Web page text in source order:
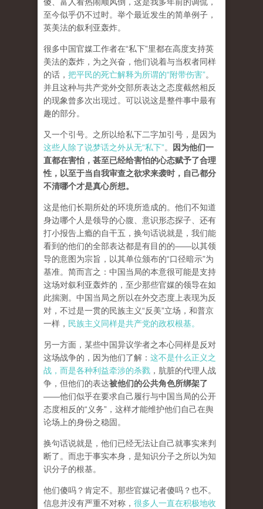
至今似乎仍不过时。举个最近发生的简单例子，
英美法的叙利亚轰炸。
很多中国官媒工作者在“私下”里都在高度支持英
美法的轰炸，为之兴奋，他们说着与当权者同样
的话， 把平民的死亡解释为所谓的“附带伤害”。
并且这种与共产党外交部所表达之态度截然相反
的现象曾多次出现过。可以说这是整件事中最有
趣的部分。
又一个引号。之所以给私下二字加引号，是因为
这些人除了说梦话之外从无“私下”。
因为他们一
直都在害怕，甚至已经给害怕的心态赋予了合理
性，以至于当自我审查之欲求来袭时，自己都分
不清哪个才是真心所想。
这是他们长期所处的环境所造成的。他们不知道
身边哪个人是领导的心腹、意识形态探子、还有
打小报告上瘾的自干五，换句话说就是，我们能
看到的他们的全部表达都是有目的的——以其领
导的意图为宗旨，以其单位颁布的“口径暗示”为
基准。简而言之：中国当局的本意很可能是支持
这场对叙利亚轰炸的，至少那些官媒的领导在如
此揣测。中国当局之所以在外交态度上表现为反
对，不过是一贯的民族主义“反美”立场，和普京
一样， 民族主义同样是共产党的政权根基。
另一方面，某些中国异议学者之本心同样是反对
这场战争的，因为他们了解： 这不是什么正义之
战，而是各种利益牵涉的杀戮 ，肮脏的代理人战
争，但他们的表达被他们的公共角色所绑架了
——他们似乎在要求自己履行与中国当局的公开
态度相反的“义务”，这样才能维护他们自己在舆
论场上的身份之稳固。
换句话说就是，他们已经无法让自己就事实来判
断了。而忠于事实本身，是知识分子之所以为知
识分子的根基。
他们傻吗？肯定不。那些官媒记者傻吗？也不。
信息并没有严重不对称， 很多人一直在积极地收